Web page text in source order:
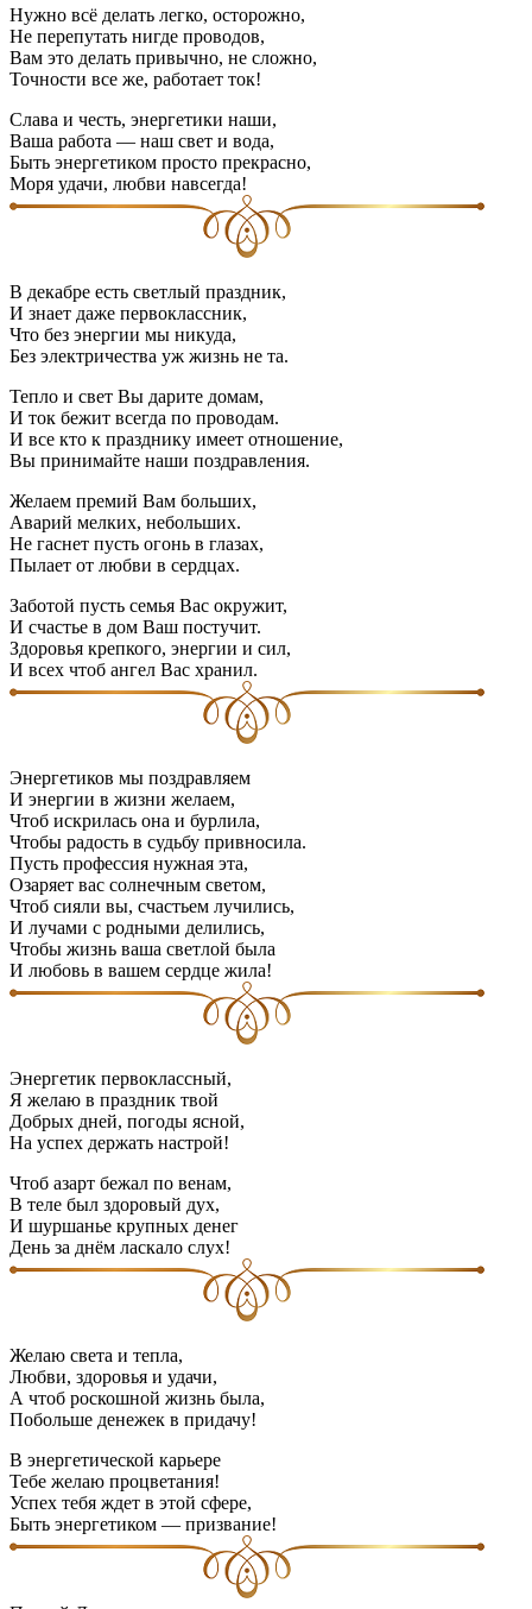
Нужно всё делать легко, осторожно,
Не перепутать нигде проводов,
Вам это делать привычно, не сложно,
Точности все же, работает ток!
Слава и честь, энергетики наши,
Ваша работа — наш свет и вода,
Быть энергетиком просто прекрасно,
Моря удачи, любви навсегда!
В декабре есть светлый праздник,
И знает даже первоклассник,
Что без энергии мы никуда,
Без электричества уж жизнь не та.
Тепло и свет Вы дарите домам,
И ток бежит всегда по проводам.
И все кто к празднику имеет отношение,
Вы принимайте наши поздравления.
Желаем премий Вам больших,
Аварий мелких, небольших.
Не гаснет пусть огонь в глазах,
Пылает от любви в сердцах.
Заботой пусть семья Вас окружит,
И счастье в дом Ваш постучит.
Здоровья крепкого, энергии и сил,
И всех чтоб ангел Вас хранил.
Энергетиков мы поздравляем
И энергии в жизни желаем,
Чтоб искрилась она и бурлила,
Чтобы радость в судьбу привносила.
Пусть профессия нужная эта,
Озаряет вас солнечным светом,
Чтоб сияли вы, счастьем лучились,
И лучами с родными делились,
Чтобы жизнь ваша светлой была
И любовь в вашем сердце жила!
Энергетик первоклассный,
Я желаю в праздник твой
Добрых дней, погоды ясной,
На успех держать настрой!
Чтоб азарт бежал по венам,
В теле был здоровый дух,
И шуршанье крупных денег
День за днём ласкало слух!
Желаю света и тепла,
Любви, здоровья и удачи,
А чтоб роскошной жизнь была,
Побольше денежек в придачу!
В энергетической карьере
Тебе желаю процветания!
Успех тебя ждет в этой сфере,
Быть энергетиком — призвание!